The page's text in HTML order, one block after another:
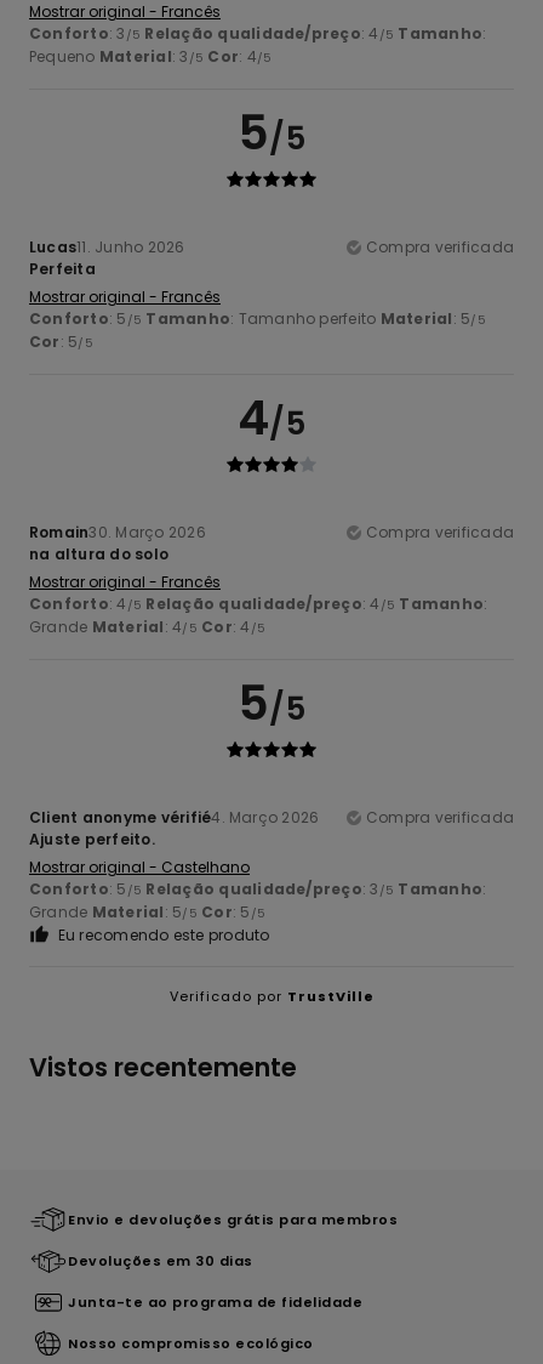
Mostrar original - Francês
Conforto: 3 /5 Relação qualidade/preço: 4 /5 Tamanho:
Pequeno Material: 3 /5 Cor: 4/5
5/5
Lucas11. Junho 2026
Compra verificada
Perfeita
Mostrar original - Francês
Conforto: 5 /5 Tamanho: Tamanho perfeito Material: 5/5
Cor: 5/5
4/5
Romain30. Março 2026
Compra verificada
na altura do solo
Mostrar original - Francês
Conforto: 4 /5 Relação qualidade/preço: 4 /5 Tamanho:
Grande Material: 4/5 Cor: 4 /5
5/5
Client anonyme vérifié4. Março 2026
Compra verificada
Ajuste perfeito.
Mostrar original - Castelhano
Conforto: 5 /5 Relação qualidade/preço: 3 /5 Tamanho:
Grande Material: 5/5 Cor: 5 /5
Eu recomendo este produto
Verificado por TrustVille
Vistos recentemente
Envio e devoluções grátis para membros
Devoluções em 30 dias
Junta-te ao programa de fidelidade
Nosso compromisso ecológico